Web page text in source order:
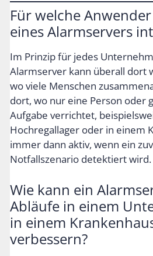
Für welche
eines Alarmservers
Im Prinzip für jedes
Alarmserver kann überall dort
wo viele Menschen
dort, wo nur eine Person oder
Aufgabe verrichtet,
Hochregallager oder in einem
immer dann aktiv, wenn ein
Notfallszenario detektiert wird.
Wie kann ein
Abläufe in einem
in einem
verbessern?